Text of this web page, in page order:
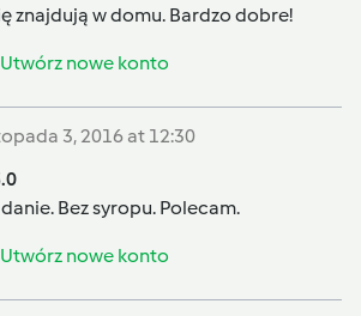
znajdują w domu. Bardzo dobre!
Utwórz nowe konto
3, 2016 at 12:30
Bez syropu. Polecam.
Utwórz nowe konto